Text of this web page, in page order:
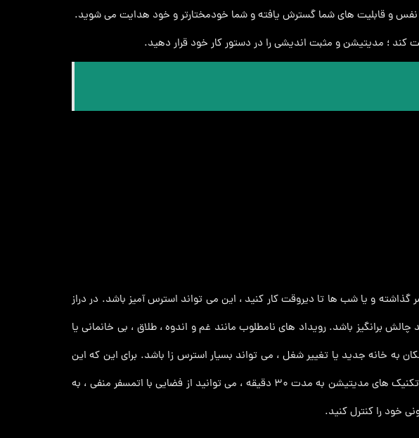
نفس و قابلیت های شما گسترش یافته و شما خودمختارتر و خود هدایت می شوید.
؛ مدیتیشن و مثبت اندیشی را در دستور کار خود قرار دهید.
و یا شب‌ ها تا دیروقت کار کنید ، این می تواند استرس آمیز باشد. در دراز
برانگیز باشد. رویداد های نامطلوب مانند غم و اندوه ، طلاق ، بی خانمانی یا
خانه جدید یا تغییر شغل ، می تواند بسیار استرس زا باشد. برای این که این
استرس ها را به انرژی مثبت تبدیل کنید ، باید تسلط کافی بر ذهن و اندیشه خود داشته باشد. با انجام روزانه تکنیک های مدیتیشن به مدت ۳۰ دقیقه ، می توانید از فضایی با اتمسفر منفی ، به
خود را کنترل کنید.